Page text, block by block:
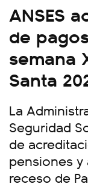
ANSES
de
semana
Santa
La
Seguridad
de
pensiones
receso de